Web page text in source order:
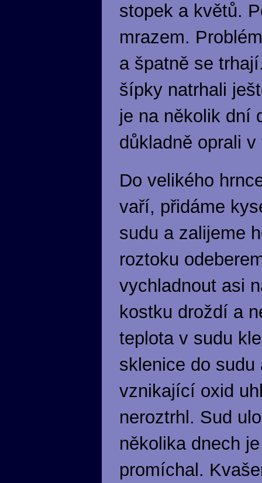
stopek a květů.
mrazem.
a špatně se
šípky natrhali
je na několik dní
důkladně oprali
Do velikého
vaří, přidáme
sudu a zalijeme
roztoku
vychladnout asi
kostku droždí a
teplota v sudu
sklenice do
vznikající oxid
neroztrhl. Sud
několika dnech
promíchal.